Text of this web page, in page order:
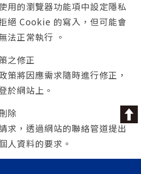
用的瀏覽器功能項中設定隱私
絕 Cookie 的寫入，但可能會
法正常執行 。
之修正
策將因應需求隨時進行修正，
於網站上。
除
求，透過網站的聯絡管道提出
人資料的要求。